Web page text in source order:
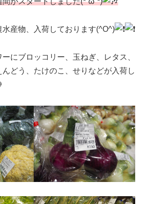
産物、入荷しております(^O^)
にブロッコリー、玉ねぎ、レタス、
どう、たけのこ、せりなどが入荷し